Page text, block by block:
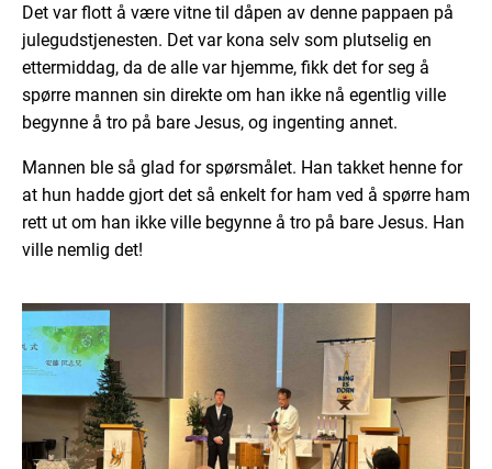
Det var flott å være vitne til dåpen av denne pappaen på
julegudstjenesten. Det var kona selv som plutselig en
ettermiddag, da de alle var hjemme, fikk det for seg å
spørre mannen sin direkte om han ikke nå egentlig ville
begynne å tro på bare Jesus, og ingenting annet.
Mannen ble så glad for spørsmålet. Han takket henne for
at hun hadde gjort det så enkelt for ham ved å spørre ham
rett ut om han ikke ville begynne å tro på bare Jesus. Han
ville nemlig det!